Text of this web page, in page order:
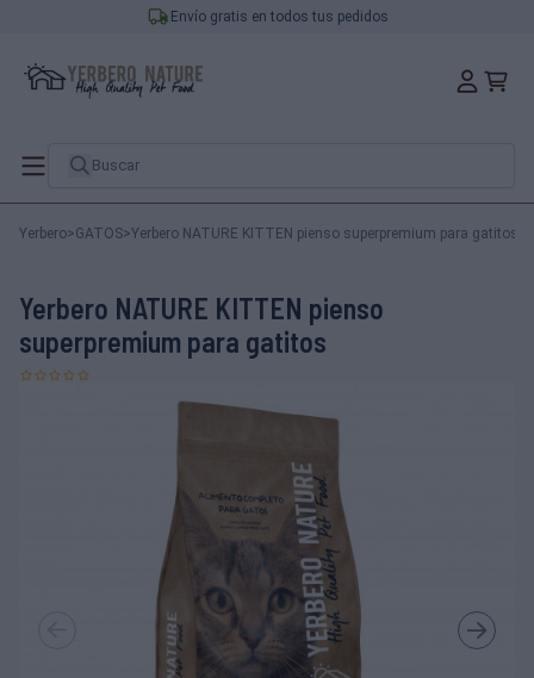
Envío gratis en todos tus pedidos
Yerbero>GATOS>Yerbero NATURE KITTEN pienso superpremium para gatitos
Yerbero NATURE KITTEN pienso
superpremium para gatitos